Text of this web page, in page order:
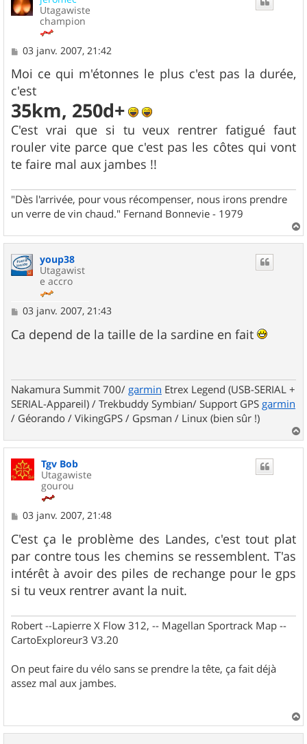
Utagawiste
champion
M
s
s
a
g
e
03 janv. 2007, 21:42
Moi ce qui m'étonnes le plus c'est pas la durée,
c'est
35km, 250d+
C'est vrai que si tu veux rentrer fatigué faut
rouler vite parce que c'est pas les côtes qui vont
te faire mal aux jambes !!
"Dès l'arrivée, pour vous récompenser, nous irons prendre
un verre de vin chaud." Fernand Bonnevie - 1979
a
youp38
Utagawist
e accro
M
s
s
03 janv. 2007, 21:43
Ca depend de la taille de la sardine en fait
Nakamura Summit 700/ garmin Etrex Legend (USB-SERIAL +
SERIAL-Appareil) / Trekbuddy Symbian/ Support GPS garmin
/ Géorando / VikingGPS / Gpsman / Linux (bien sûr !)
a
Tgv Bob
Utagawiste
gourou
M
s
s
a
g
e
03 janv. 2007, 21:48
C'est ça le problème des Landes, c'est tout plat
par contre tous les chemins se ressemblent. T'as
intérêt à avoir des piles de rechange pour le gps
si tu veux rentrer avant la nuit.
Robert --Lapierre X Flow 312, -- Magellan Sportrack Map --
CartoExploreur3 V3.20
On peut faire du vélo sans se prendre la tête, ça fait déjà
assez mal aux jambes.
a